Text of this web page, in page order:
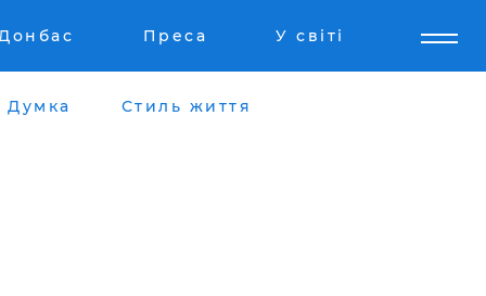
Преса У світі
Думка Стиль життя